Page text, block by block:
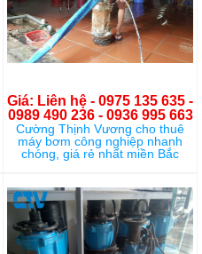
Giá: Liên hệ - 0975 135 635 -
0989 490 236 - 0936 995 663
Cường Thịnh Vương cho thuê
máy bơm công nghiệp nhanh
chóng, giá rẻ nhất miền Bắc